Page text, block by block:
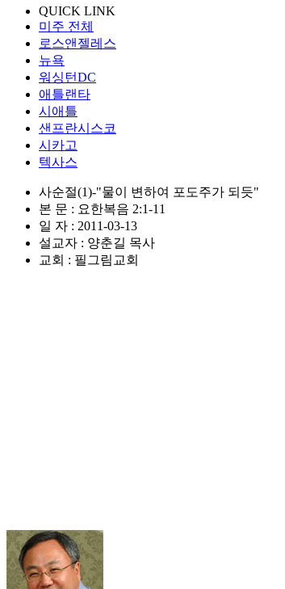
QUICK LINK
미주 전체
로스앤젤레스
뉴욕
워싱턴DC
애틀랜타
시애틀
샌프란시스코
시카고
텍사스
사순절(1)-"물이 변하여 포도주가 되듯"
본 문 : 요한복음 2:1-11
일 자 : 2011-03-13
설교자 : 양춘길 목사
교회 : 필그림교회